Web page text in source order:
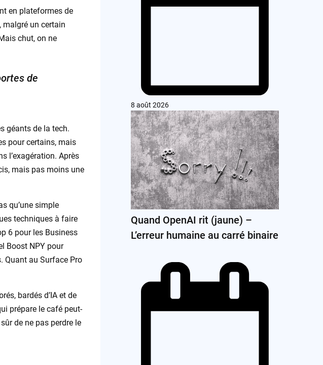
en plateformes de
malgré un certain
chut, on ne
de
géants de la tech.
pour certains, mais
l’exagération. Après
mais pas moins une
qu’une simple
techniques à faire
6 pour les Business
Boost NPY pour
Quant au Surface Pro
bardés d’IA et de
prépare le café peut-
de ne pas perdre le
8 août 2026
Quand OpenAI rit (jaune) –
L’erreur humaine au carré binaire